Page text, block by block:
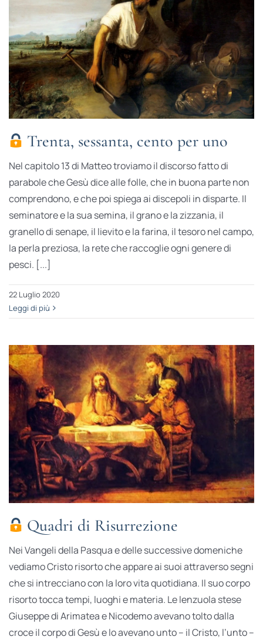
Trenta, sessanta, cento per uno
Nel capitolo 13 di Matteo troviamo il discorso fatto di
parabole che Gesù dice alle folle, che in buona parte non
comprendono, e che poi spiega ai discepoli in di­sparte. Il
seminatore e la sua semina, il grano e la zizzania, il
granello di senape, il lievito e la farina, il tesoro nel campo,
la perla preziosa, la rete che raccoglie ogni genere di
pesci. [...]
22 Luglio 2020
Leggi di più
Quadri di Risurrezione
Nei Vangeli della Pasqua e delle successive domeniche
vediamo Cristo risorto che appare ai suoi attraverso segni
che si intrecciano con la loro vita quotidiana. Il suo corpo
risorto tocca tempi, luoghi e materia. Le lenzuola stese
Giuseppe di Arimatea e Nicodemo avevano tolto dalla
croce il corpo di Gesù e lo avevano unto – il Cristo, l’unto –